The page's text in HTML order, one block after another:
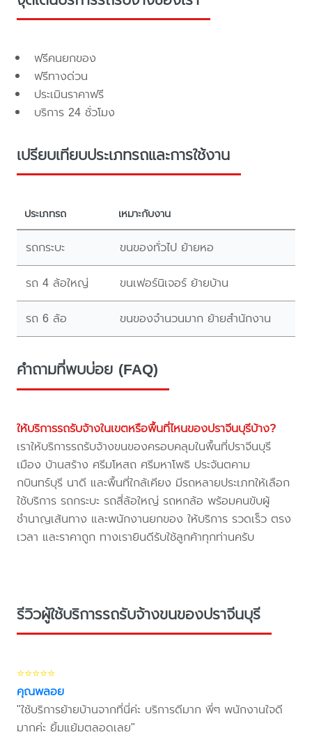
ฟรีคนยกของ
ฟรีทางด่วน
ประเมินราคาฟรี
บริการ 24 ชั่วโมง
เปรียบเทียบประเภทรถและการใช้งาน
ประเภทรถ เหมาะกับงาน
รถกระบะ ขนของทั่วไป ย้ายหอ
รถ 4 ล้อใหญ่ ขนเฟอร์นิเจอร์ ย้ายบ้าน
รถ 6 ล้อ ขนของจำนวนมาก ย้ายสำนักงาน
คำถามที่พบบ่อย (FAQ)
ให้บริการรถรับจ้างในเขตหรือพื้นที่ไหนของปราจีนบุรีบ้าง?
เราให้บริการรถรับจ้างขนของครอบคลุมในพื้นที่ปราจีนบุรี
เมือง บ้านสร้าง ศรีมโหสถ ศรีมหาโพธิ ประจันตคาม
กบินทร์บุรี นาดี และพื้นที่ใกล้เคียง มีรถหลายประเภทให้เลือก
ใช้บริการ รถกระบะ รถสี่ล้อใหญ่ รถหกล้อ พร้อมคนขับผู้
ชำนาญเส้นทาง และพนักงานยกของ ให้บริการ รวดเร็ว ตรง
เวลา และราคาถูก ทางเรายินดีรับใช้ลูกค้าทุกท่านครับ
รีวิวผู้ใช้บริการรถรับจ้างขนของปราจีนบุรี
⭐⭐⭐⭐⭐
คุณพลอย
"ใช้บริการย้ายบ้านจากที่นี่ค่ะ บริการดีมาก พี่ๆ พนักงานใจดี
มากค่ะ ยิ้มแย้มตลอดเลย"